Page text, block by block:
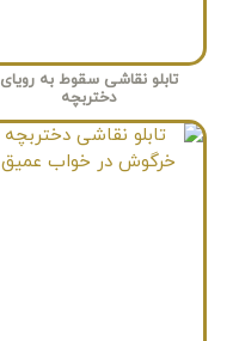
تابلو نقاشی سقوط به رویای
دختربچه